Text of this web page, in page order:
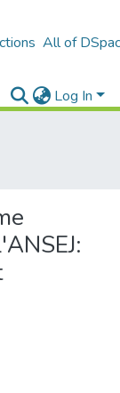
All of
Log In